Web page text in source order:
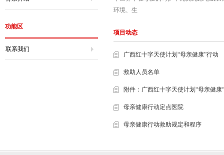
功能区
联系我们
环境、生
项目动态
广西红十字天使计划“母亲健康”行动
救助人员名单
附件：广西红十字天使计划“母亲健康
母亲健康行动定点医院
母亲健康行动救助规定和程序